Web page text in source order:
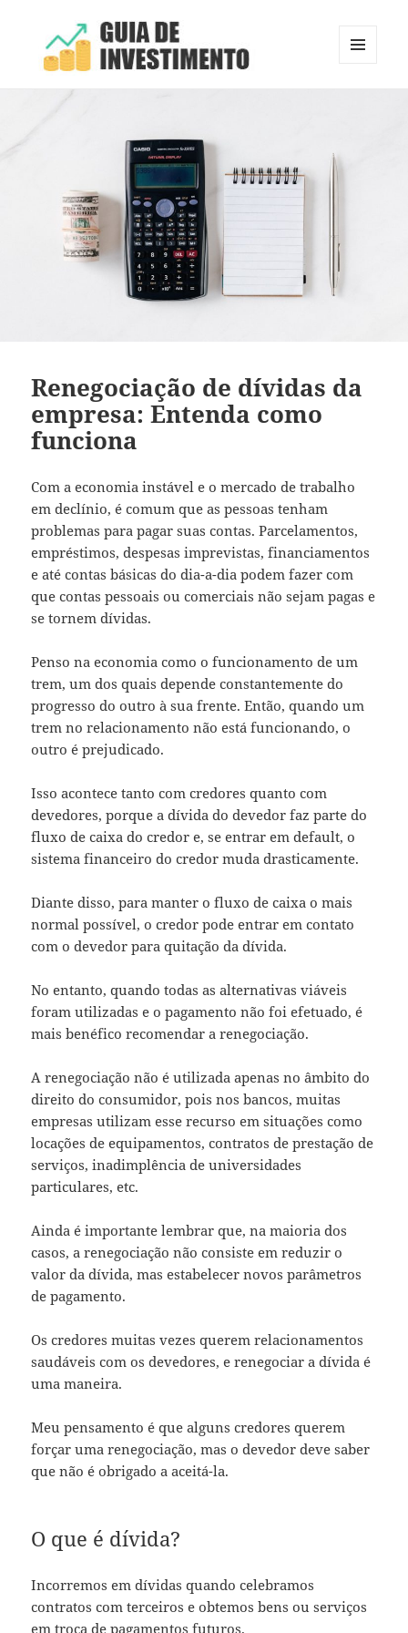
Guia de Investimento
Renegociação de dívidas da
empresa: Entenda como
funciona
Com a economia instável e o mercado de trabalho
em declínio, é comum que as pessoas tenham
problemas para pagar suas contas. Parcelamentos,
empréstimos, despesas imprevistas, financiamentos
e até contas básicas do dia-a-dia podem fazer com
que contas pessoais ou comerciais não sejam pagas e
se tornem dívidas.
Penso na economia como o funcionamento de um
trem, um dos quais depende constantemente do
progresso do outro à sua frente. Então, quando um
trem no relacionamento não está funcionando, o
outro é prejudicado.
Isso acontece tanto com credores quanto com
devedores, porque a dívida do devedor faz parte do
fluxo de caixa do credor e, se entrar em default, o
sistema financeiro do credor muda drasticamente.
Diante disso, para manter o fluxo de caixa o mais
normal possível, o credor pode entrar em contato
com o devedor para quitação da dívida.
No entanto, quando todas as alternativas viáveis ​​
foram utilizadas e o pagamento não foi efetuado, é
mais benéfico recomendar a renegociação.
A renegociação não é utilizada apenas no âmbito do
direito do consumidor, pois nos bancos, muitas
empresas utilizam esse recurso em situações como
locações de equipamentos, contratos de prestação de
serviços, inadimplência de universidades
particulares, etc.
Ainda é importante lembrar que, na maioria dos
casos, a renegociação não consiste em reduzir o
valor da dívida, mas estabelecer novos parâmetros
de pagamento.
Os credores muitas vezes querem relacionamentos
saudáveis ​​com os devedores, e renegociar a dívida é
uma maneira.
Meu pensamento é que alguns credores querem
forçar uma renegociação, mas o devedor deve saber
que não é obrigado a aceitá-la.
O que é dívida?
Incorremos em dívidas quando celebramos
contratos com terceiros e obtemos bens ou serviços
em troca de pagamentos futuros.